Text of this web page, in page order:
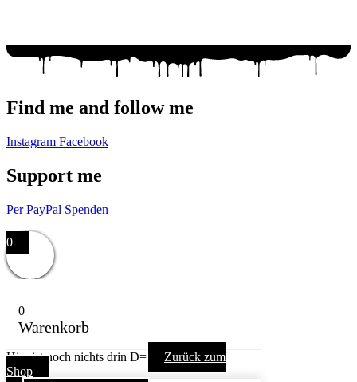
Find me and follow me
Instagram Facebook
Support me
Per PayPal Spenden
0
0
Warenkorb
Hier ist noch nichts drin D=
Zurück zum
Shop